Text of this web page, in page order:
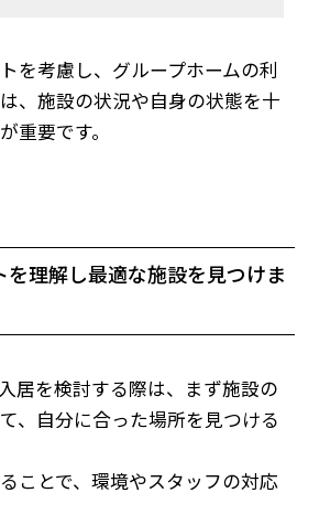
を考慮し、グループホームの利
、施設の状況や自身の状態を十
重要です。
を理解し最適な施設を見つけま
居を検討する際は、まず施設の
、自分に合った場所を見つける
ことで、環境やスタッフの対応